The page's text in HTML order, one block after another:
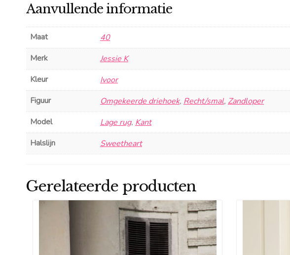
Aanvullende informatie
Maat
40
Merk
Jessie K
Kleur
Ivoor
Figuur
Omgekeerde driehoek, Recht/smal, Zandloper
Model
Lage rug, Kant
Halslijn
Sweetheart
Gerelateerde producten